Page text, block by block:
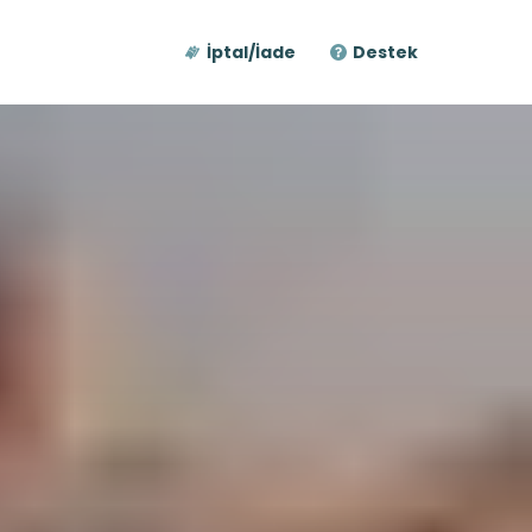
İptal/İade Destek